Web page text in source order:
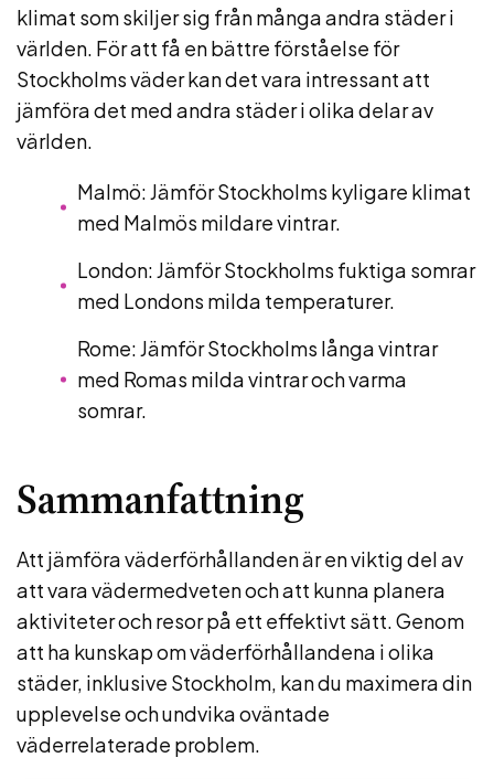
klimat som skiljer sig från många andra städer i
världen. För att få en bättre förståelse för
Stockholms väder kan det vara intressant att
jämföra det med andra städer i olika delar av
världen.
Malmö: Jämför Stockholms kyligare klimat
med Malmös mildare vintrar.
London: Jämför Stockholms fuktiga somrar
med Londons milda temperaturer.
Rome: Jämför Stockholms långa vintrar
med Romas milda vintrar och varma
somrar.
Sammanfattning
Att jämföra väderförhållanden är en viktig del av
att vara vädermedveten och att kunna planera
aktiviteter och resor på ett effektivt sätt. Genom
att ha kunskap om väderförhållandena i olika
städer, inklusive Stockholm, kan du maximera din
upplevelse och undvika oväntade
väderrelaterade problem.